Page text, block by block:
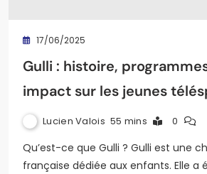
17/06/2025
Gulli : histoire,
impact sur les jeunes
Lucien Valois 55 mins 0
Qu’est-ce que Gulli ? Gulli est une
française dédiée aux enfants. Elle a